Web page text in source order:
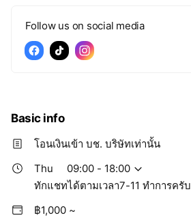
Follow us on social media
Basic info
โอนเงินเข้า บช. บริษัทเท่านั้น
Thu
09:00 - 18:00
ทักแชทได้ตามเวลา7-11 ทำการครับ
฿1,000 ~